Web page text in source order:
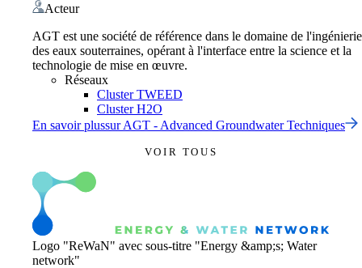
Acteur
AGT est une société de référence dans le domaine de l'ingénierie
des eaux souterraines, opérant à l'interface entre la science et la
technologie de mise en œuvre.
Réseaux
Cluster TWEED
Cluster H2O
En savoir plussurAGT - Advanced Groundwater Techniques
VOIR TOUS
Logo "ReWaN" avec sous-titre "Energy &amp;s; Water
network"